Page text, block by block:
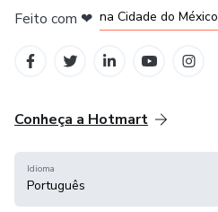
Feito com ❤ na Cidade do México
Conheça a Hotmart
Idioma
Português